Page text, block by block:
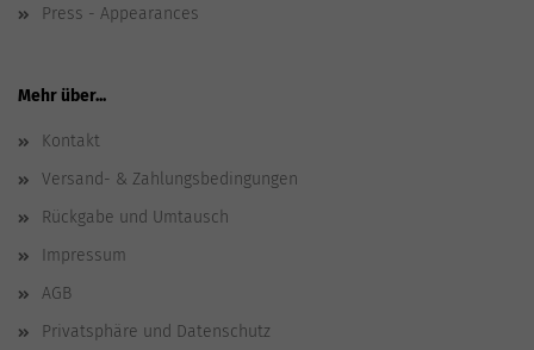
Press - Appearances
Mehr über...
Kontakt
Versand- & Zahlungsbedingungen
Rückgabe und Umtausch
Impressum
AGB
Privatsphäre und Datenschutz